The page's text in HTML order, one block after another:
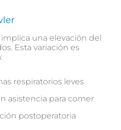
una elevación del
Esta variación es
respiratorios leves
asistencia para comer
postoperatoria